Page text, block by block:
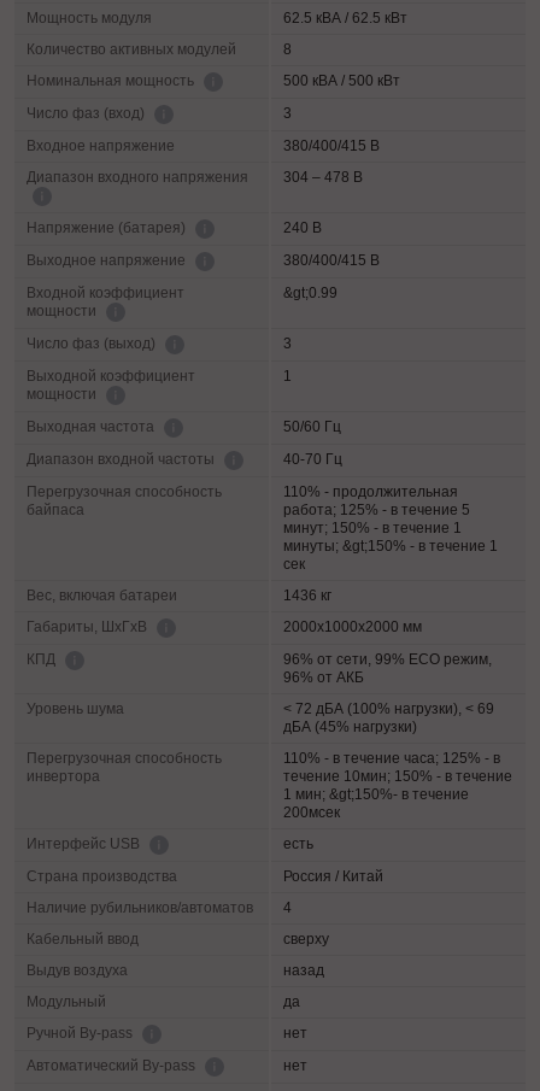
Мощность модуля
62.5 кВА / 62.5 кВт
Количество активных модулей
8
Номинальная мощность
500 кВА / 500 кВт
Число фаз (вход)
3
Входное напряжение
380/400/415 В
Диапазон входного напряжения
304 – 478 В
Напряжение (батарея)
240 В
Выходное напряжение
380/400/415 В
Входной коэффициент
мощности
&gt;0.99
Число фаз (выход)
3
Выходной коэффициент
мощности
1
Выходная частота
50/60 Гц
Диапазон входной частоты
40-70 Гц
Перегрузочная способность
байпаса
110% - продолжительная
работа; 125% - в течение 5
минут; 150% - в течение 1
минуты; &gt;150% - в течение 1
сек
Вес, включая батареи
1436 кг
Габариты, ШхГхВ
2000х1000х2000 мм
КПД
96% от сети, 99% ECO режим,
96% от АКБ
Уровень шума
< 72 дБА (100% нагрузки), < 69
дБА (45% нагрузки)
Перегрузочная способность
инвертора
110% - в течение часа; 125% - в
течение 10мин; 150% - в течение
1 мин; &gt;150%- в течение
200мсек
Интерфейс USB
есть
Страна производства
Россия / Китай
Наличие рубильников/автоматов
4
Кабельный ввод
сверху
Выдув воздуха
назад
Модульный
да
Ручной By-pass
нет
Автоматический By-pass
нет